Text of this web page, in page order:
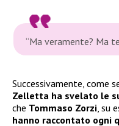
“Ma veramente? Ma
Successivamente, come
Zelletta ha svelato le
che Tommaso Zorzi , su
hanno raccontato ogni